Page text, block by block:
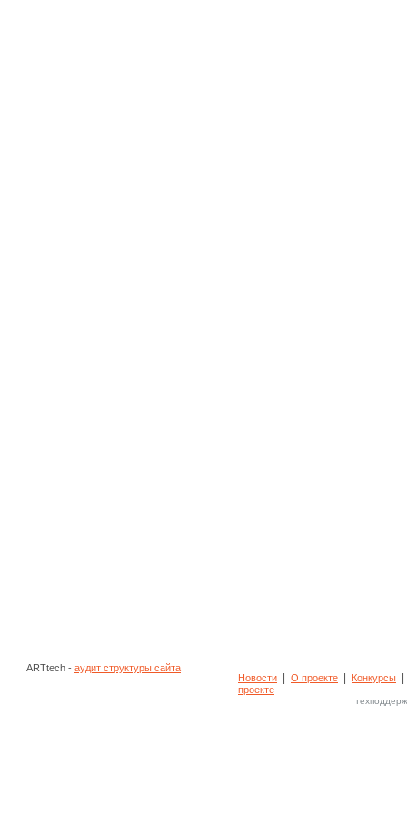
ARTtech - аудит структуры сайта
Новости
О проекте Конкурсы
проекте